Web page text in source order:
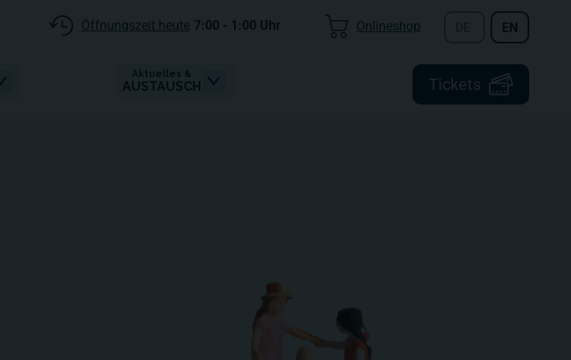
Tickets
Aktuelles &
AUSTAUSCH
Öffnungszeit heute 7:00 - 1:00 Uhr Onlineshop EN